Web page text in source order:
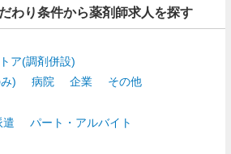
わり条件から薬剤師求人を探す
ア(調剤併設)
)
病院 企業
その他
遣
パート・アルバイト